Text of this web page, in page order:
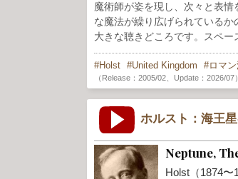
魔術師が姿を現し、次々と表
な魔法が繰り広げられている
大きな聴きどころです。スペー
Holst United Kingdom ロマ
（Release：2005/02、Update：2026/07）
ホルスト：海王
Neptune,
Holst（1874〜